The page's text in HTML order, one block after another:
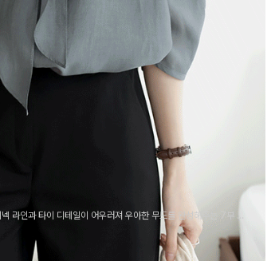
라인과 타이 디테일이 어우러져 우아한 무드를 완성해주는 7부 블
되며 데일리룩부터 출근룩, 하객룩까지 세련된 스타일링을 연출하